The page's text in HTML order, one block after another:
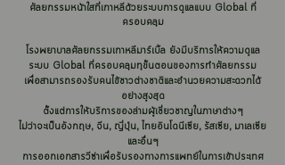
ศัลยกรรมหน้าใสที่เกาหลีด้วยระบบการดูแลแบบ Global ที่
ครอบคลุม
โรงพยาบาลศัลยกรรมเกาหลีมาร์เบิ้ล ยังมีบริการให้ความดูแล
ระบบ Global ที่ครอบคลุมทุขั้นตอนของการทำศัลยกรรม
เพื่อสามารถรองรับคนไข้ชาวต่างชาติและอำนวยความสะดวกได้
อย่างสูงสุด
ตั้งแต่การให้บริการของล่ามผู้เชี่ยวชาญในภาษาต่างๆ
ไม่ว่าจะเป็นอังกฤษ, จีน, ญี่ปุ่น, ไทยอินโดนีเซีย, รัสเซีย, มาเลเซีย
และอื่นๆ
การออกเอกสารวีซ่าเพื่อรับรองทางการแพทย์ในการเข้าประเทศ